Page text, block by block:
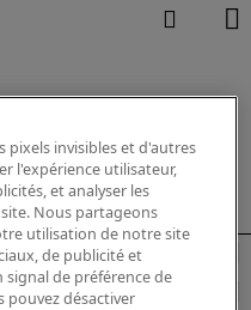
pixels invisibles et d'autres
l'expérience utilisateur,
et analyser les
Nous partageons
utilisation de notre site
de publicité et
signal de préférence de
pouvez désactiver